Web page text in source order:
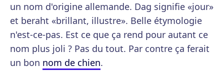
un nom d'origine allemande. Dag signifie «jour»
et beraht «brillant, illustre». Belle étymologie
n'est-ce-pas. Est ce que ça rend pour autant ce
nom plus joli ? Pas du tout. Par contre ça ferait
un bon nom de chien.